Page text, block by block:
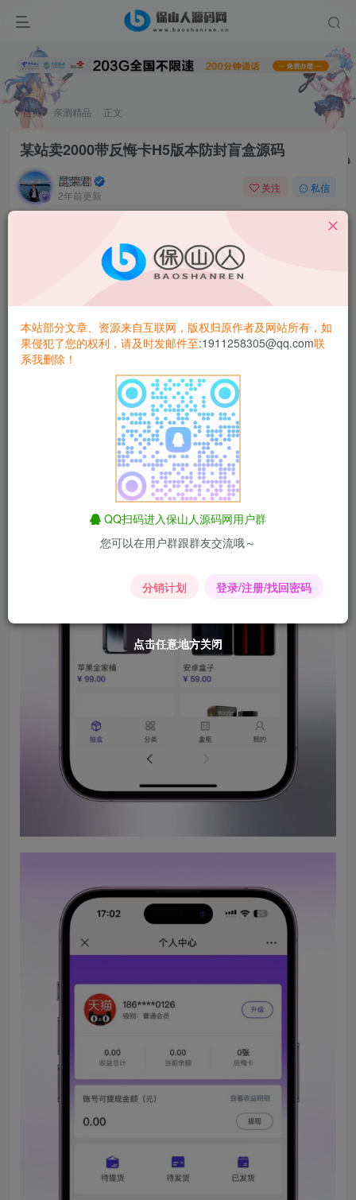
首页 亲测精品 正文
某站卖2000带反悔卡H5版本防封盲盒源码
昆荣君
2年前更新
关注 私信
微擎框架开发，域名防封，可对接易支付
点击任意地方关闭
点击任意地方关闭
点击任意地方关闭
点击任意地方关闭
点击任意地方关闭
点击任意地方关闭
点击任意地方关闭
点击任意地方关闭
点击任意地方关闭
本站部分文章、资源来自互联网，版权归原作者及网站所有，如
果侵犯了您的权利，请及时发邮件至:1911258305@qq.com联
系我删除！
QQ扫码进入保山人源码网用户群
您可以在用户群跟群友交流哦～
分销计划 登录/注册/找回密码